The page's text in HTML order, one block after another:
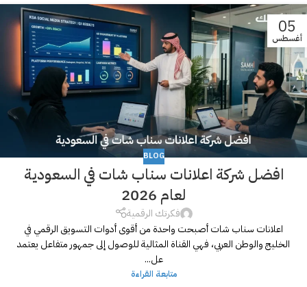
05
أغسطس
BLOG
افضل شركة اعلانات سناب شات في السعودية
لعام 2026
فكرتك الرقمية
اعلانات سناب شات أصبحت واحدة من أقوى أدوات التسويق الرقمي في
الخليج والوطن العربي، فهي القناة المثالية للوصول إلى جمهور متفاعل يعتمد
عل...
متابعة القراءة